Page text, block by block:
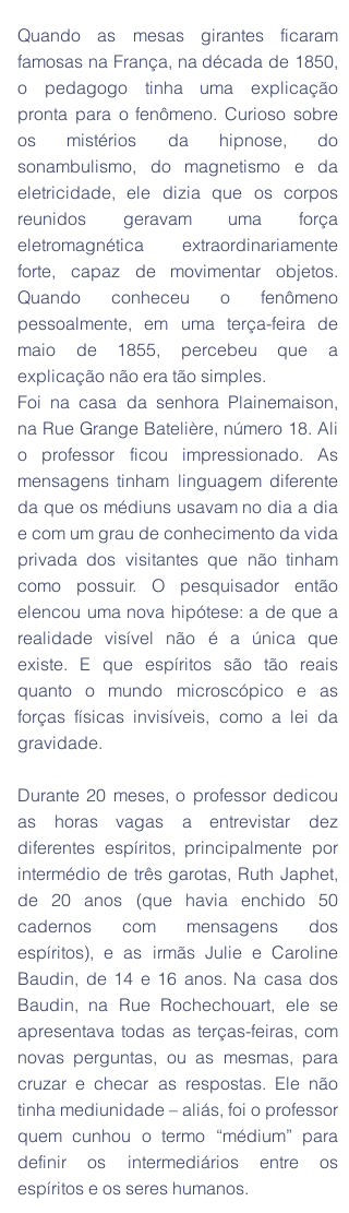
Quando as mesas girantes ficaram
famosas na França, na década de 1850,
o pedagogo tinha uma explicação
pronta para o fenômeno. Curioso sobre
os mistérios da hipnose, do
sonambulismo, do magnetismo e da
eletricidade, ele dizia que os corpos
reunidos geravam uma força
eletromagnética extraordinariamente
forte, capaz de movimentar objetos.
Quando conheceu o fenômeno
pessoalmente, em uma terça-feira de
maio de 1855, percebeu que a
explicação não era tão simples.
Foi na casa da senhora Plainemaison,
na Rue Grange Batelière, número 18. Ali
o professor ficou impressionado. As
mensagens tinham linguagem diferente
da que os médiuns usavam no dia a dia
e com um grau de conhecimento da vida
privada dos visitantes que não tinham
como possuir. O pesquisador então
elencou uma nova hipótese: a de que a
realidade visível não é a única que
existe. E que espíritos são tão reais
quanto o mundo microscópico e as
forças físicas invisíveis, como a lei da
gravidade.
Durante 20 meses, o professor dedicou
as horas vagas a entrevistar dez
diferentes espíritos, principalmente por
intermédio de três garotas, Ruth Japhet,
de 20 anos (que havia enchido 50
cadernos com mensagens dos
espíritos), e as irmãs Julie e Caroline
Baudin, de 14 e 16 anos. Na casa dos
Baudin, na Rue Rochechouart, ele se
apresentava todas as terças-feiras, com
novas perguntas, ou as mesmas, para
cruzar e checar as respostas. Ele não
tinha mediunidade – aliás, foi o professor
quem cunhou o termo “médium” para
definir os intermediários entre os
espíritos e os seres humanos.